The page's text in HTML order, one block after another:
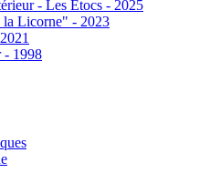
- Les Etocs - 2025
Licorne" - 2023
- 1998